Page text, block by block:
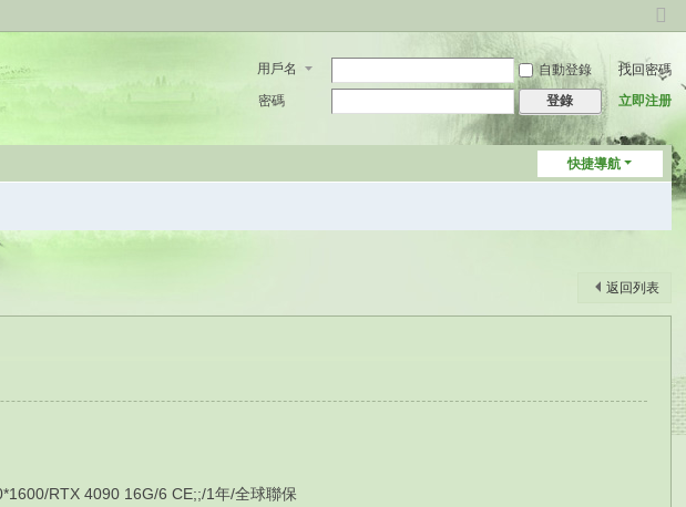
切
到
窄
用戶名 自動登錄
找回密碼
密碼
登錄 立即注册
快捷導航
返回列表
RTX 4090 16G/6 CE;;/1年/全球聯保